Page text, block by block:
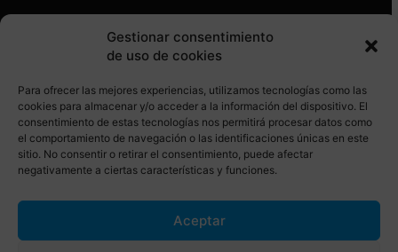
Gestionar consentimiento
de uso de cookies
Para ofrecer las mejores experiencias, utilizamos tecnologías como las
cookies para almacenar y/o acceder a la información del dispositivo. El
consentimiento de estas tecnologías nos permitirá procesar datos como
el comportamiento de navegación o las identificaciones únicas en este
sitio. No consentir o retirar el consentimiento, puede afectar
negativamente a ciertas características y funciones.
Aceptar
SÍGUENOS EN REDES SOCIALES
© Torrevieja ON. Desarrollado por